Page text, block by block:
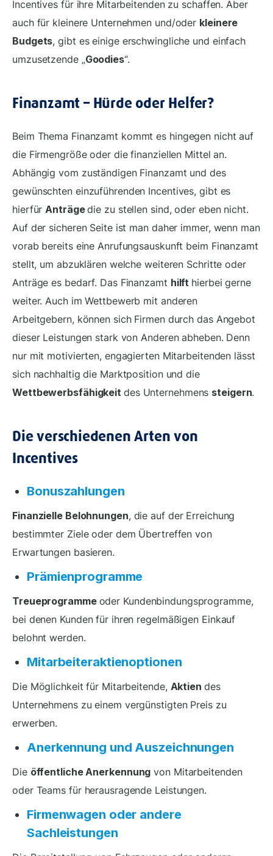
Incentives für ihre Mitarbeitenden zu schaffen. Aber
auch für kleinere Unternehmen und/oder kleinere
Budgets, gibt es einige erschwingliche und einfach
umzusetzende „Goodies“.
Finanzamt – Hürde oder Helfer?
Beim Thema Finanzamt kommt es hingegen nicht auf
die Firmengröße oder die finanziellen Mittel an.
Abhängig vom zuständigen Finanzamt und des
gewünschten einzuführenden Incentives, gibt es
hierfür Anträgedie zu stellen sind, oder eben nicht.
Auf der sicheren Seite ist man daher immer, wenn man
vorab bereits eine Anrufungsauskunft beim Finanzamt
stellt, um abzuklären welche weiteren Schritte oder
Anträge es bedarf. Das Finanzamt hilft hierbei gerne
weiter. Auch im Wettbewerb mit anderen
Arbeitgebern, können sich Firmen durch das Angebot
dieser Leistungen stark von Anderen abheben. Denn
nur mit motivierten, engagierten Mitarbeitenden lässt
sich nachhaltig die Marktposition und die
Wettbewerbsfähigkeit des Unternehmens steigern.
Die verschiedenen Arten von
Incentives
Bonuszahlungen
Finanzielle Belohnungen, die auf der Erreichung
bestimmter Ziele oder dem Übertreffen von
Erwartungen basieren.
Prämienprogramme
Treueprogramme oder Kundenbindungsprogramme,
bei denen Kunden für ihren regelmäßigen Einkauf
belohnt werden.
Mitarbeiteraktienoptionen
Die Möglichkeit für Mitarbeitende, Aktien des
Unternehmens zu einem vergünstigten Preis zu
erwerben.
Anerkennung und Auszeichnungen
Die öffentliche Anerkennung von Mitarbeitenden
oder Teams für herausragende Leistungen.
Firmenwagen oder andere
Sachleistungen